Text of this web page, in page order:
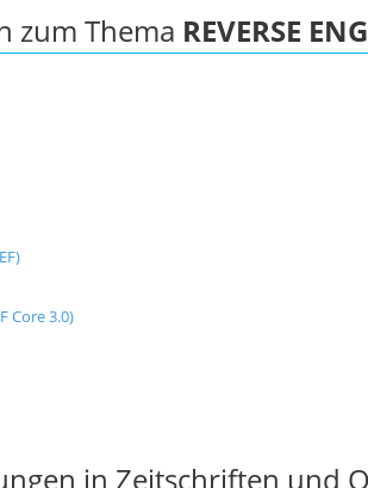
zum Thema REVERSE
Core 3.0)
in Zeitschriften und